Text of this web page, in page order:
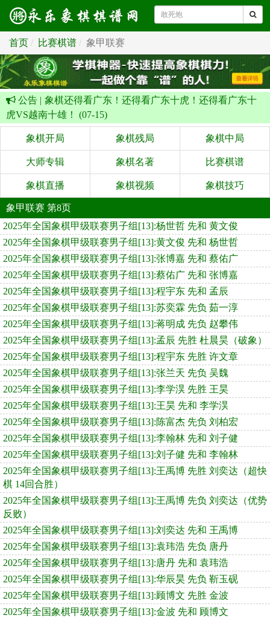
首页 比赛棋谱 象甲联赛
公告 | 象棋还得看广东！还得看广东十虎！还得看广东十
虎VS越南十雄！ (07-15)
象棋开局 象棋残局 象棋中局
大师专辑 象棋名著 比赛棋谱
象棋直播 象棋视频 象棋技巧
象甲联赛 第8页
2025年全国象棋甲级联赛男子组[13]:杨世哲 先和 黄文俊
2025年全国象棋甲级联赛男子组[13]:黄文俊 先和 杨世哲
2025年全国象棋甲级联赛男子组[13]:张博嘉 先和 蔡佑广
2025年全国象棋甲级联赛男子组[13]:蔡佑广 先和 张博嘉
2025年全国象棋甲级联赛男子组[13]:程宇东 先和 孟辰
2025年全国象棋甲级联赛男子组[13]:苏奕霖 先负 茹一淳
2025年全国象棋甲级联赛男子组[13]:蒋明成 先负 赵攀伟
2025年全国象棋甲级联赛男子组[13]:孟辰 先胜 杜晨昊（破象）
2025年全国象棋甲级联赛男子组[13]:程宇东 先胜 许文章
2025年全国象棋甲级联赛男子组[13]:张兰天 先负 吴魏
2025年全国象棋甲级联赛男子组[13]:李学淏 先胜 王昊
2025年全国象棋甲级联赛男子组[13]:王昊 先和 李学淏
2025年全国象棋甲级联赛男子组[13]:陈富杰 先负 刘柏宏
2025年全国象棋甲级联赛男子组[13]:李翰林 先和 刘子健
2025年全国象棋甲级联赛男子组[13]:刘子健 先和 李翰林
2025年全国象棋甲级联赛男子组[13]:王禹博 先胜 刘奕达（超快
棋 14回合胜）
2025年全国象棋甲级联赛男子组[13]:王禹博 先负 刘奕达（优势
反败）
2025年全国象棋甲级联赛男子组[13]:刘奕达 先和 王禹博
2025年全国象棋甲级联赛男子组[13]:袁玮浩 先负 唐丹
2025年全国象棋甲级联赛男子组[13]:唐丹 先和 袁玮浩
2025年全国象棋甲级联赛男子组[13]:华辰昊 先负 靳玉砚
2025年全国象棋甲级联赛男子组[13]:顾博文 先胜 金波
2025年全国象棋甲级联赛男子组[13]:金波 先和 顾博文